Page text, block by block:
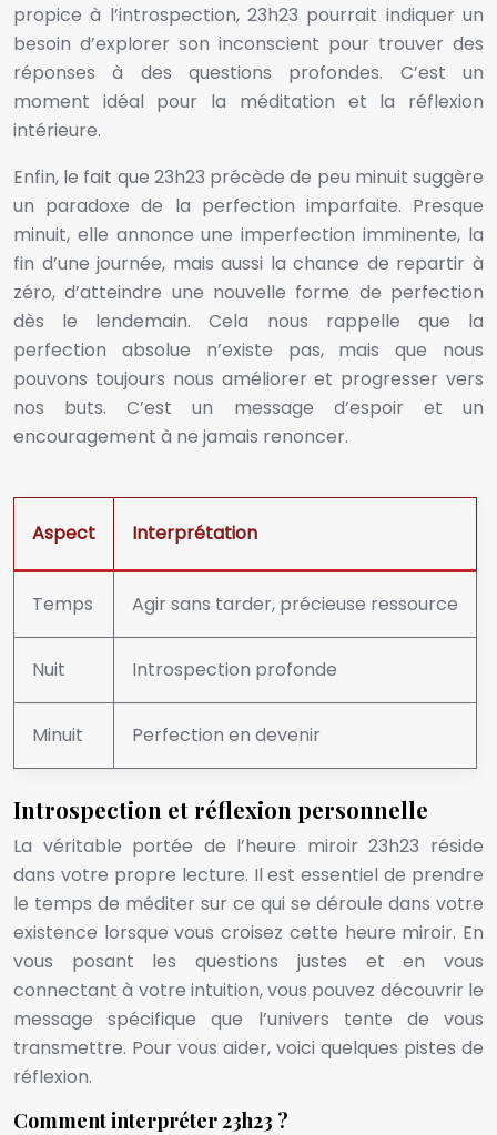
propice à l’introspection, 23h23 pourrait indiquer un
besoin d’explorer son inconscient pour trouver des
réponses à des questions profondes. C’est un
moment idéal pour la méditation et la réflexion
intérieure.
Enfin, le fait que 23h23 précède de peu minuit suggère
un paradoxe de la perfection imparfaite. Presque
minuit, elle annonce une imperfection imminente, la
fin d’une journée, mais aussi la chance de repartir à
zéro, d’atteindre une nouvelle forme de perfection
dès le lendemain. Cela nous rappelle que la
perfection absolue n’existe pas, mais que nous
pouvons toujours nous améliorer et progresser vers
nos buts. C’est un message d’espoir et un
encouragement à ne jamais renoncer.
Aspect Interprétation
Temps Agir sans tarder, précieuse ressource
Nuit Introspection profonde
Minuit Perfection en devenir
Introspection et réflexion personnelle
La véritable portée de l’heure miroir 23h23 réside
dans votre propre lecture. Il est essentiel de prendre
le temps de méditer sur ce qui se déroule dans votre
existence lorsque vous croisez cette heure miroir. En
vous posant les questions justes et en vous
connectant à votre intuition, vous pouvez découvrir le
message spécifique que l’univers tente de vous
transmettre. Pour vous aider, voici quelques pistes de
réflexion.
Comment interpréter 23h23 ?